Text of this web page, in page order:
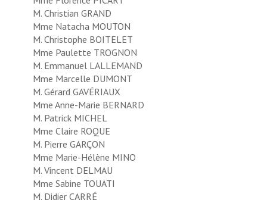
M. Christian GRAND
Mme Natacha MOUTON
M. Christophe BOITELET
Mme Paulette TROGNON
M. Emmanuel LALLEMAND
Mme Marcelle DUMONT
M. Gérard GAVÉRIAUX
Mme Anne-Marie BERNARD
M. Patrick MICHEL
Mme Claire ROQUE
M. Pierre GARÇON
Mme Marie-Hélène MINO
M. Vincent DELMAU
Mme Sabine TOUATI
M. Didier CARRÉ